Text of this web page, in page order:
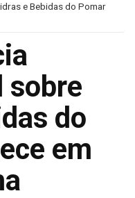
e Bebidas do Pomar
sobre
do
em